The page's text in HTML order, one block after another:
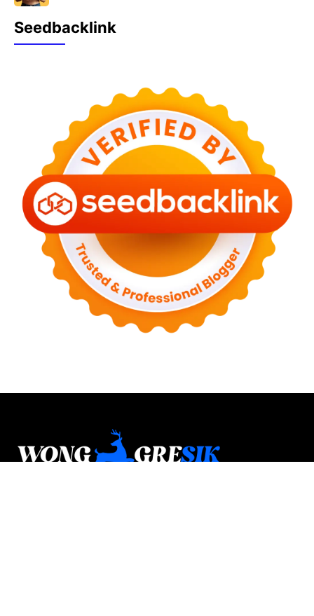
Seedbacklink